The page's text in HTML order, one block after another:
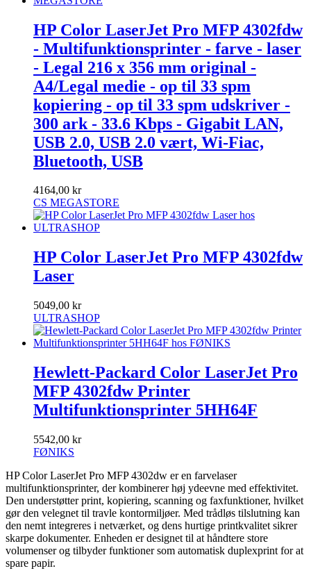
HP Color LaserJet Pro MFP 4302fdw
- Multifunktionsprinter - farve - laser
- Legal 216 x 356 mm original -
A4/Legal medie - op til 33 spm
kopiering - op til 33 spm udskriver -
300 ark - 33.6 Kbps - Gigabit LAN,
USB 2.0, USB 2.0 vært, Wi-Fiac,
Bluetooth, USB
4164,00 kr
CS MEGASTORE
HP Color LaserJet Pro MFP 4302fdw
Laser
5049,00 kr
ULTRASHOP
Hewlett-Packard Color LaserJet Pro
MFP 4302fdw Printer
Multifunktionsprinter 5HH64F
5542,00 kr
FØNIKS
HP Color LaserJet Pro MFP 4302dw er en farvelaser
multifunktionsprinter, der kombinerer høj ydeevne med effektivitet.
Den understøtter print, kopiering, scanning og faxfunktioner, hvilket
gør den velegnet til travle kontormiljøer. Med trådløs tilslutning kan
den nemt integreres i netværket, og dens hurtige printkvalitet sikrer
skarpe dokumenter. Enheden er designet til at håndtere store
volumenser og tilbyder funktioner som automatisk duplexprint for at
spare papir.